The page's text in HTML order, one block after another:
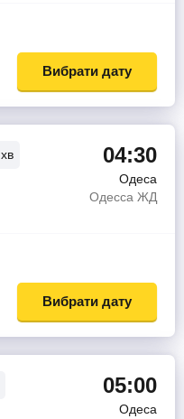
Вибрати дату
хв 04:30
Одеса
Одесса ЖД
Вибрати дату
05:00
Одеса